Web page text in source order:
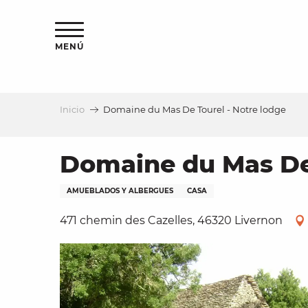
MENÚ
Inicio Domaine du Mas De Tourel - Notre lodge
Domaine du Mas
AMUEBLADOS Y ALBERGUES CASA
471 chemin des Cazelles, 46320 Livernon